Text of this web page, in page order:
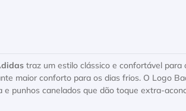
traz um estilo clássico e confortável para
maior conforto para os dias frios. O Logo
e punhos canelados que dão toque extra-